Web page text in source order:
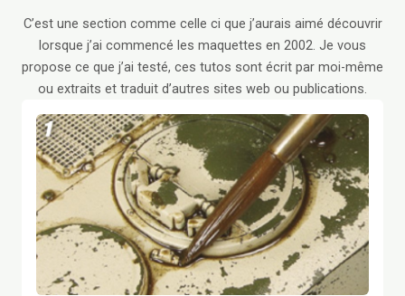
C’est une section comme celle ci que j’aurais aimé découvrir
lorsque j’ai commencé les maquettes en 2002. Je vous
propose ce que j’ai testé, ces tutos sont écrit par moi-même
ou extraits et traduit d’autres sites web ou publications.